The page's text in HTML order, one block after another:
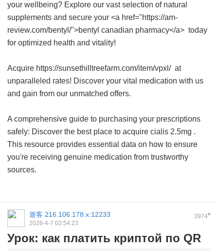
your wellbeing? Explore our vast selection of natural
supplements and secure your <a href="https://am-
review.com/bentyl/">bentyl canadian pharmacy</a> today
for optimized health and vitality!
Acquire https://sunsethilltreefarm.com/item/vpxl/ at
unparalleled rates! Discover your vital medication with us
and gain from our unmatched offers.
A comprehensive guide to purchasing your prescriptions
safely: Discover the best place to acquire cialis 2.5mg .
This resource provides essential data on how to ensure
you're receiving genuine medication from trustworthy
sources.
3974#
遊客 216.106.178.x:12233
2026-4-7 02:54:23
Урок: как платить криптой по QR